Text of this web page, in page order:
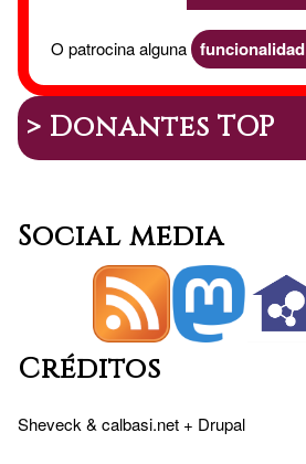
O patrocina alguna
> Donantes TOP
Social media
Créditos
Sheveck & calbasi.net + Drupal